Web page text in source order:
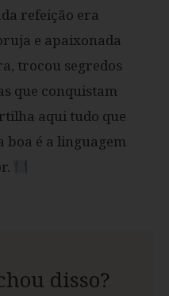
refeição era
e apaixonada
trocou segredos
que conquistam
aqui tudo que
boa é a linguagem
disso?